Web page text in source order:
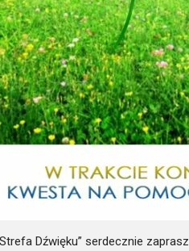
Dźwięku” serdecznie